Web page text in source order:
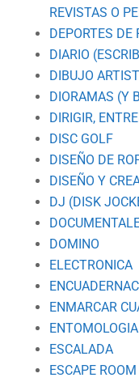
REVISTAS O
DEPORTES DE
DIARIO
DIBUJO
DIORAMAS (Y
DIRIGIR,
DISC GOLF
DISEÑO DE
DISEÑO Y
DJ (DISK
DOMINO
ELECTRONICA
ENMARCAR
ESCALADA
ESCAPE ROOM